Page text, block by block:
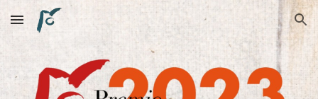
Skip to main content Skip to navigation